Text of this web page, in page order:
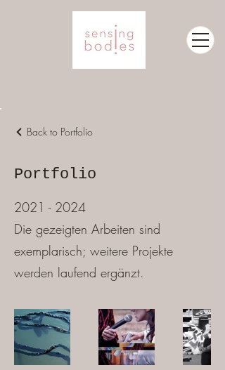
Back to Portfolio
Portfolio
2021 - 2024
Die gezeigten Arbeiten sind
exemplarisch; weitere Projekte
werden laufend ergänzt.